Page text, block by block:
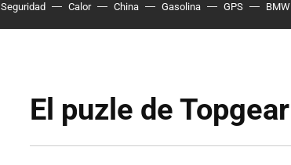
Seguridad Calor China Gasolina GPS BMW
El puzle de Topgear